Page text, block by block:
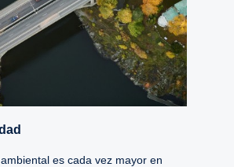
es cada vez mayor en